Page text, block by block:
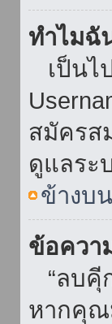
ทำไมฉั
เป็นไ
สมัครส
ดูแลระ
ข้างบน
ข้อควา
“ลบคุี
หากคุณ